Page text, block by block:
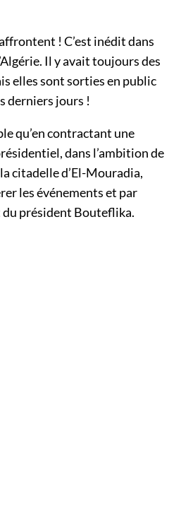
! C’est inédit dans
Il y avait toujours des
elles sont sorties en public
derniers jours !
qu’en contractant une
dans l’ambition de
citadelle d’El-Mouradia,
les événements et par
du président Bouteflika.